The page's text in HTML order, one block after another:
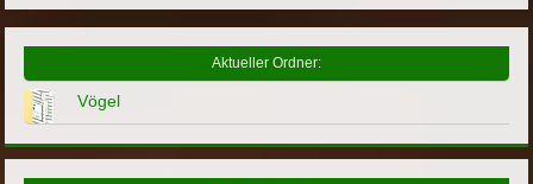
Aktueller Ordner:
Vögel